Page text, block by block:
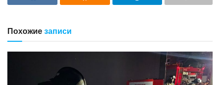
Похожиезаписи